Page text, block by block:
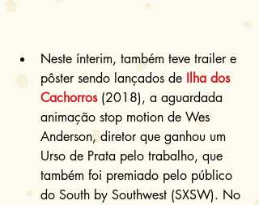
Neste ínterim, também teve trailer e
pôster sendo lançados de Ilha dos
Cachorros (2018), a aguardada
animação stop motion de Wes
Anderson, diretor que ganhou um
Urso de Prata pelo trabalho, que
também foi premiado pelo público
do South by Southwest (SXSW). No